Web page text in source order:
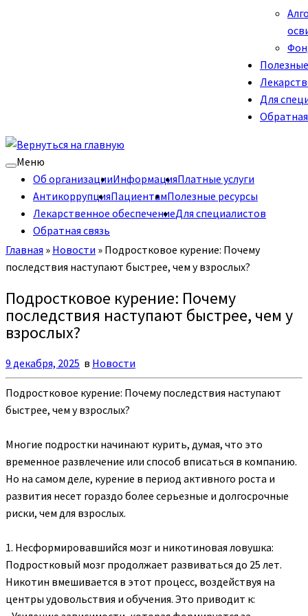
Для
Меню
Об организацииИнформацияПлатные услуги
АнтикоррупцияПациентамПолезные ресурсы
Лекарственное обеспечениеДля специалистов
Обратная связь
Главная » Новости » Подростковое курение: Почему
последствия наступают быстрее, чем у взрослых?
Подростковое курение: Почему
последствия наступают быстрее, чем у
взрослых?
9 декабря, 2025 в Новости
Подростковое курение: Почему последствия наступают
быстрее, чем у взрослых?
Многие подростки начинают курить, думая, что это
временное развлечение или способ вписаться в компанию.
Но на самом деле, курение в период активного роста и
развития несет гораздо более серьезные и долгосрочные
риски, чем для взрослых.
1. Несформировавшийся мозг и никотиновая ловушка:
Подростковый мозг продолжает развиваться до 25 лет.
Никотин вмешивается в этот процесс, воздействуя на
центры удовольствия и обучения. Это приводит к: